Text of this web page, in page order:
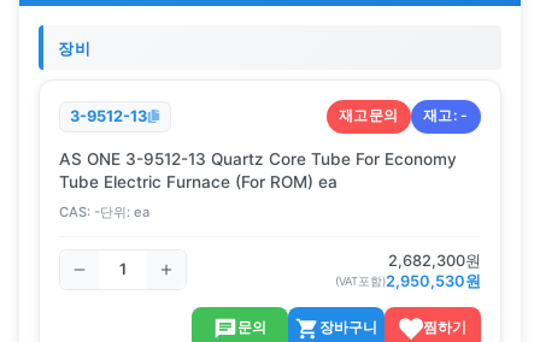
장비
3-9512-13 재고문의 재고:-
AS ONE 3-9512-13 Quartz Core Tube For Economy
Tube Electric Furnace (For ROM) ea
CAS: -단위: ea
2,682,300원
(VAT포함)2,950,530원
문의 장바구니 찜하기